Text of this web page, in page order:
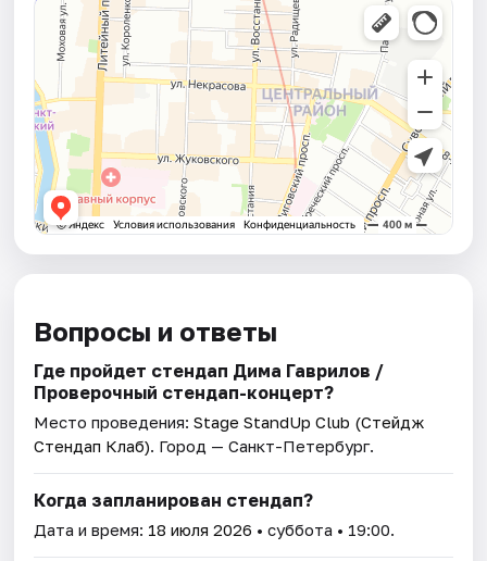
Вопросы и ответы
Где пройдет стендап Дима Гаврилов /
Проверочный стендап-концерт?
Место проведения:Stage StandUp Club (Стейдж
Стендап Клаб). Город — Санкт-Петербург.
Когда запланирован стендап?
Дата и время: 18 июля 2026 • суббота • 19:00.